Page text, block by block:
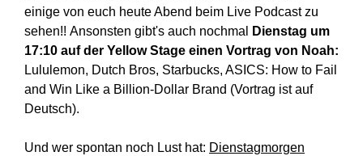
einige von euch heute Abend beim Live Podcast zu
sehen!! Ansonsten gibt's auch nochmal
Dienstag um
17:10 auf der Yellow Stage einen Vortrag von Noah:
Lululemon, Dutch Bros, Starbucks, ASICS: How to Fail
and Win Like a Billion-Dollar Brand (Vortrag ist auf
Deutsch).
Und wer spontan noch Lust hat: Dienstagmorgen